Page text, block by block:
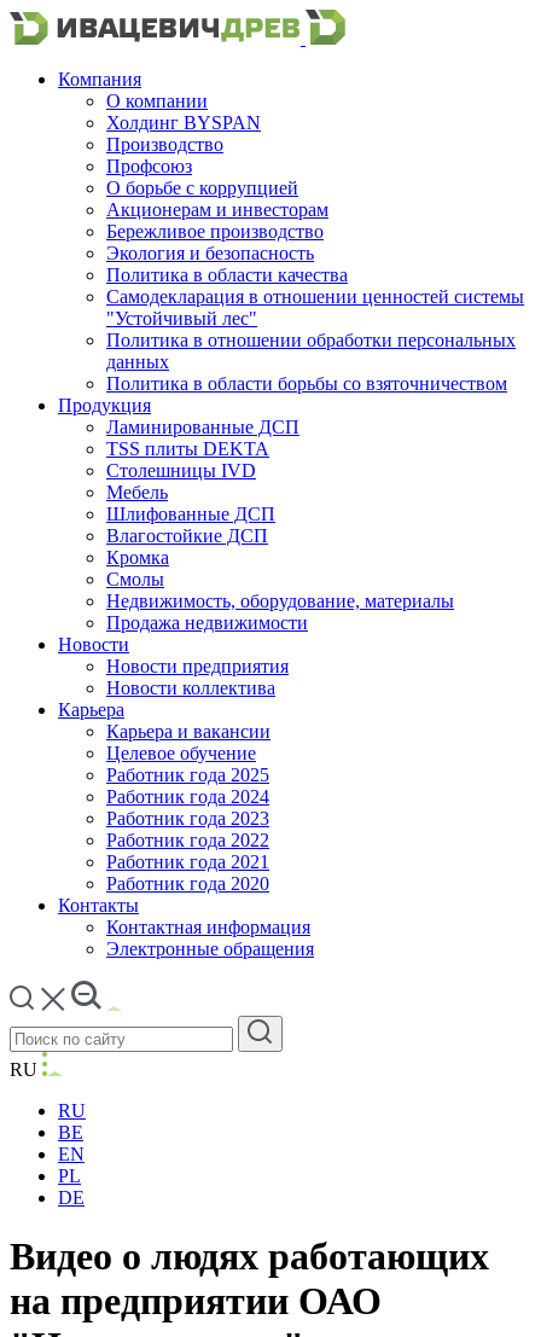
Компания
О компании
Холдинг BYSPAN
Производство
Профсоюз
О борьбе с коррупцией
Акционерам и инвесторам
Бережливое производство
Экология и безопасность
Политика в области качества
Самодекларация в отношении ценностей системы
"Устойчивый лес"
Политика в отношении обработки персональных
данных
Политика в области борьбы со взяточничеством
Продукция
Ламинированные ДСП
TSS плиты DEKTA
Столешницы IVD
Мебель
Шлифованные ДСП
Влагостойкие ДСП
Кромка
Смолы
Недвижимость, оборудование, материалы
Продажа недвижимости
Новости
Новости предприятия
Новости коллектива
Карьера
Карьера и вакансии
Целевое обучение
Работник года 2025
Работник года 2024
Работник года 2023
Работник года 2022
Работник года 2021
Работник года 2020
Контакты
Контактная информация
Электронные обращения
RU
RU
BE
EN
PL
DE
Видео о людях работающих
на предприятии ОАО